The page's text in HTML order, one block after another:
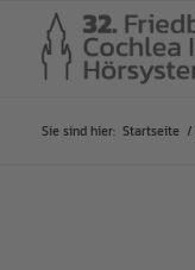
Sie sind hier: Startseite /